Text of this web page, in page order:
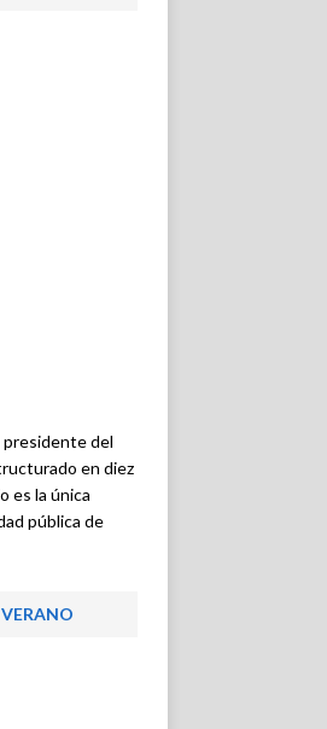
presidente del
en diez
es la única
pública de